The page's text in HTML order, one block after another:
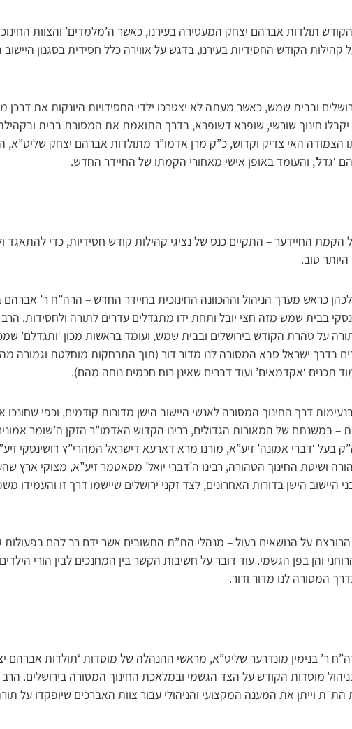
תולדות אברהם יצחק המעטירה בעירנו, כאשר ה’מלמדים’ והצוות
הקודש החסידיות בעירנו, בדגש על אווירה כלל חסידית בסגנון היישוב
ובבית שמש, כאשר מעתה לא יצטרכו ילדי החסידויות היונקות את דרכן
יקבלו חינוך שורשי, שופרא דשופרא, בדרך התואמת את המסורת בבית
הצמודה האי צדיק וקדוש, כ”ק מרן אדמו”ר מתולדות אברהם יצחק שליט”א,
‘גדל’, והעומד באופן אישי מאחורי הקמתו של החיידר החדש.
החיידער – התקיים כנס של נציגי קהילות קודש חסידיות, כדי להתאגד
טוב.
כראש מערך הניהול וההכוונה החינוכית בחיידר החדש – הרה”ח ר’ אברהם
בבית שמש מזה חצי יובל ותחת ידו מתגדלים עדרים לתורה ולחסידות. הרב
על טהרת הקודש בירושלים ובבית שמש, ועומד בראשות מכון ‘ותגדלם’
בדרך ישראל סבא המסורה לנו מדור דור (תוך התרחקות מוחלטת וגמורה
תכנים ‘אקדמאים’ ועוד דברים שאינן רוח חכמים נוחה מהם).
דרך החינוך המסורה לאנשי היישוב הישן מדורות קודמים, וכפי שחונכו
– במשנתם של המאורות הגדולים, רבינו הקדוש האדמו”ר הזקן ה’שומר
בעל ‘דברי אמונה’ זיע”א, מורנו מרא דארעא דישראל המהרי”ץ דושינסקי
ושיטת החינוך הטהורה, רבינו ה’דברי יואל’ מסאטמר זיע”א, מצוקי ארץ
הישן בדורות האחרונים, לצד זקני ירושלים שיישמו דרך זו והעמידו
הרובצת על הנושאים בעול – מנהלי הת”ת החשובים אשר ידם רב להם בפעולות
והן בפן הגשמי. עוד דובר על חשיבות הקשר בין המחנכים לבין הורי
המסורה לנו מדור ודור.
ר’ בנימין מונדרער שליט”א, מראשי ההנהלה של מוסדות ‘תולדות אברהם
מוסדות הקודש על הצד הגשמי ובמלאכת החינוך המסורה בירושלים. הרב
וייתן את המענה המקצועי והניהולי עבור צוות האברכים שיופקדו על